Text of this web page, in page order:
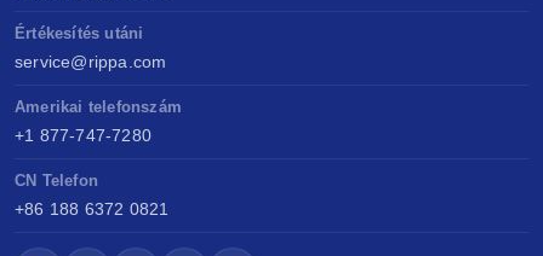
Értékesítés utáni
service@rippa.com
Amerikai telefonszám
+1 877-747-7280
CN Telefon
+86 188 6372 0821